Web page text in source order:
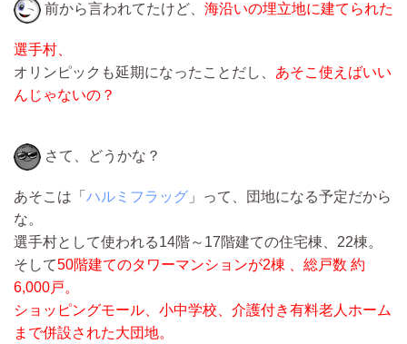
前から言われてたけど、 海沿いの埋立地に建てられた
選手村、
オリンピックも延期になったことだし、 あそこ使えばいい
んじゃないの？
さて、どうかな？
あそこは「 ハルミフラッグ 」って、団地になる予定だから
な。
選手村として使われる14階～17階建ての住宅棟、22棟。
そして50階建てのタワーマンションが2棟 、総戸数 約
6,000戸。
ショッピングモール、小中学校、介護付き有料老人ホーム
まで併設された大団地。